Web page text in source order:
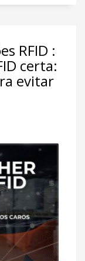
RFID :
certa:
evitar